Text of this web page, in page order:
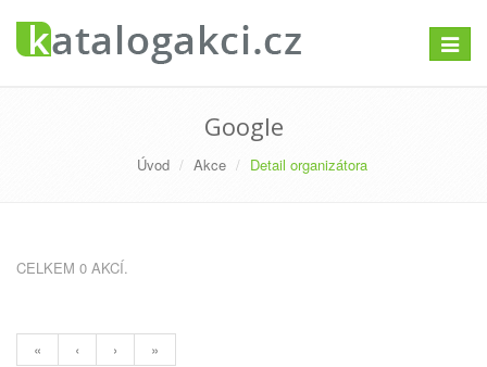
Google
Úvod Akce Detail organizátora
CELKEM 0 AKCÍ.
« ‹ › »